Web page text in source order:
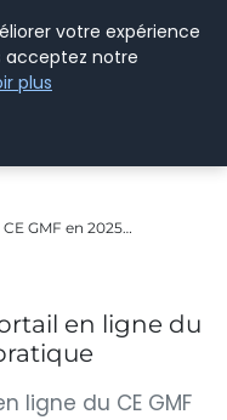
GMF en 2025…
en ligne du
ligne du CE GMF
votre expérience
acceptez notre
plus